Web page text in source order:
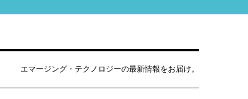
エマージング・テクノロジーの最新情報をお届け。